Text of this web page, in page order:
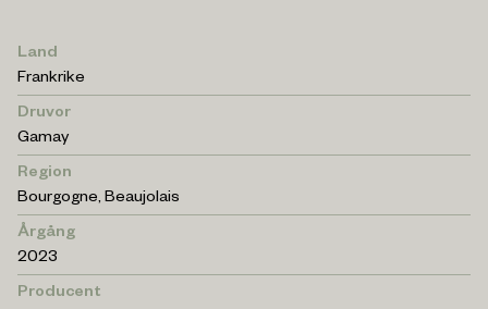
Land
Frankrike
Druvor
Gamay
Region
Bourgogne, Beaujolais
Årgång
2023
Producent